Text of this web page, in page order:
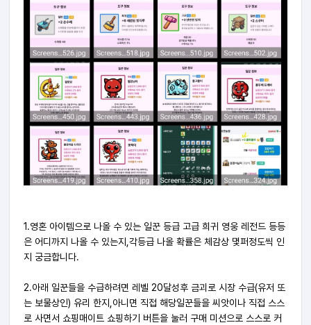
1.영혼 아이템으로 나올 수 있는 일꾼 등급 고급 희귀 영웅 레전드 등등
은 어디까지 나올 수 있는지,각등급 나올 확률은 체감상 몇퍼정도씩 인
지 궁금합니다.
2.아래 일꾼들을 수급하려면 레벨 20달성후 금괴로 시장 수급(유저 또
는 보물상인) 유리 한지,아니면 직접 해당일꾼들을 씨앗이나 직접 스스
로 사면서 쇼핑매이트 쇼핑하기 버튼을 눌러 구매 미션으로 스스로 커